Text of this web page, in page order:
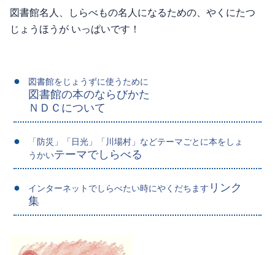
図書館名人、しらべもの名人になるための、やくにたつ
じょうほうが いっぱいです！
図書館をじょうずに使うために
図書館の本のならびかた
ＮＤＣについて
「防災」「日光」「川場村」などテーマごとに本をしょ
うかいテーマでしらべる
インターネットでしらべたい時にやくだちます リンク
集